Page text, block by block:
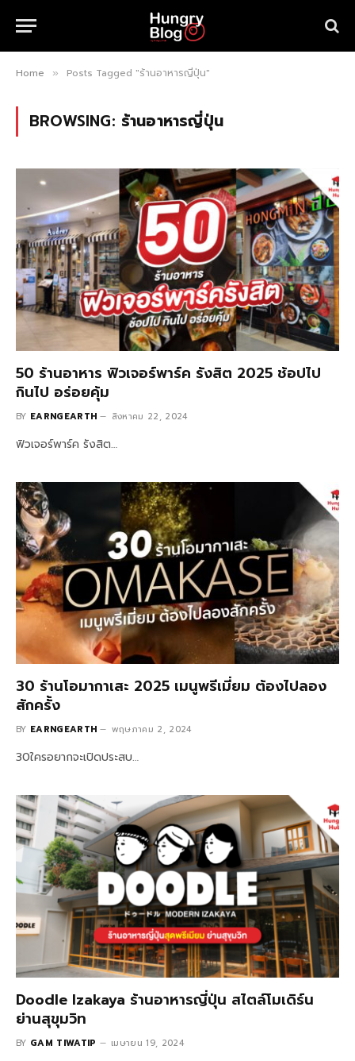
Home » Posts Tagged "ร้านอาหารญี่ปุ่น"
BROWSING: ร้านอาหารญี่ปุ่น
50 ร้านอาหาร ฟิวเจอร์พาร์ค รังสิต 2025 ช้อปไป
กินไป อร่อยคุ้ม
BY EARNGEARTH สิงหาคม 22, 2024
ฟิวเจอร์พาร์ค รังสิต…
30 ร้านโอมากาเสะ 2025 เมนูพรีเมี่ยม ต้องไปลอง
สักครั้ง
BY EARNGEARTH พฤษภาคม 2, 2024
30ใครอยากจะเปิดประสบ…
Doodle Izakaya ร้านอาหารญี่ปุ่น สไตล์โมเดิร์น
ย่านสุขุมวิท
BY GAM TIWATIP เมษายน 19, 2024